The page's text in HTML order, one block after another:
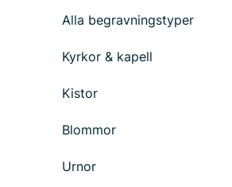
Alla begravningstyper
Kyrkor & kapell
Kistor
Blommor
Urnor